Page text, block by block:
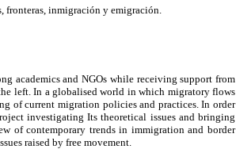
inmigración y emigración.
academics and NGOs while receiving support from
left. In a globalised world in which migratory flows
of current migration policies and practices. In order
investigating Its theoretical issues and bringing
of contemporary trends in immigration and border
raised by free movement.